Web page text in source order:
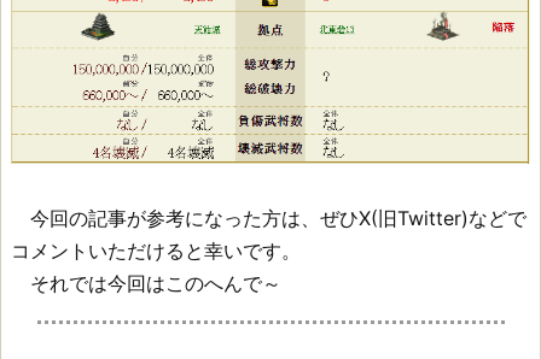
今回の記事が参考になった方は、ぜひX(旧Twitter)などで
コメントいただけると幸いです。
それでは今回はこのへんで～